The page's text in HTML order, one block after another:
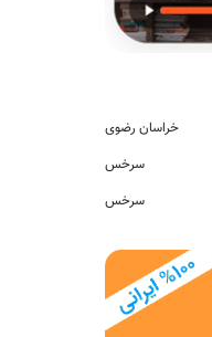
خراسان رضوی
سرخس
سرخس